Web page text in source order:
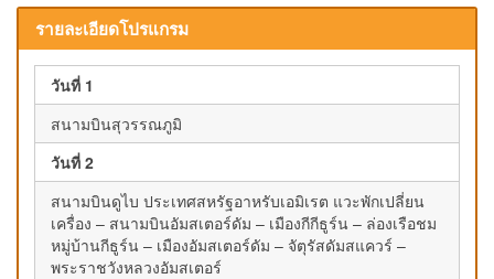
รายละเอียดโปรแกรม
วันที่ 1
สนามบินสุวรรณภูมิ
วันที่ 2
สนามบินดูไบ ประเทศสหรัฐอาหรับเอมิเรต แวะพักเปลี่ยน
เครื่อง – สนามบินอัมสเตอร์ดัม – เมืองกีกีธูร์น – ล่องเรือชม
หมู่บ้านกีธูร์น – เมืองอัมสเตอร์ดัม – จัตุรัสดัมสแควร์ –
พระราชวังหลวงอัมสเตอร์